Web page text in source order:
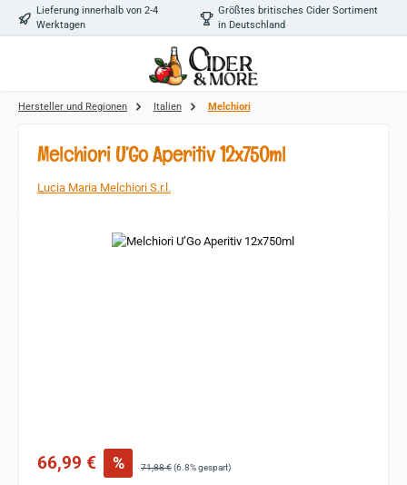
Zum Hauptinhalt springen
Lieferung innerhalb von 2-4
Werktagen
Größtes britisches Cider Sortiment
in Deutschland
Hersteller und Regionen Italien Melchiori
Melchiori U’Go Aperitiv 12x750ml
Lucia Maria Melchiori S.r.l.
Bildergalerie überspringen
Verkaufspreis:
66,99 € % Regulärer Preis:
71,88 €(6.8% gespart)